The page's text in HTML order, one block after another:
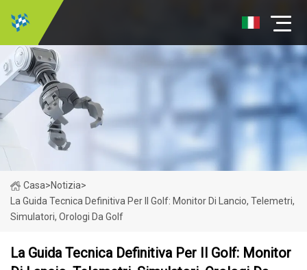
Casa>Notizia>
La Guida Tecnica Definitiva Per Il Golf: Monitor Di Lancio, Telemetri,
Simulatori, Orologi Da Golf
La Guida Tecnica Definitiva Per Il Golf: Monitor